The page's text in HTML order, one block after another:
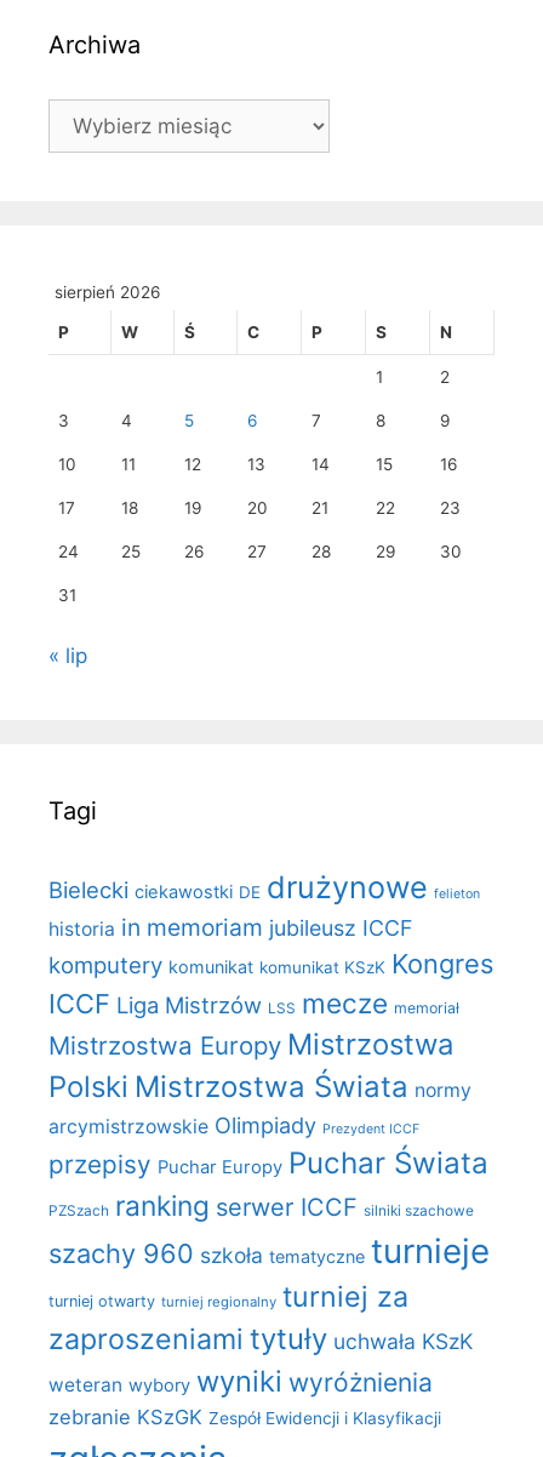
Archiwa
Archiwa
sierpień 2026
P W Ś C P S N
1 2
3 4 5 6 7 8 9
10 11 12 13 14 15 16
17 18 19 20 21 22 23
24 25 26 27 28 29 30
31
« lip
Tagi
Bielecki ciekawostki DE drużynowe felieton
historia in memoriam jubileusz ICCF
komputery komunikat komunikat KSzK Kongres
ICCF Liga Mistrzów LSS mecze memoriał
Mistrzostwa Europy Mistrzostwa
Polski Mistrzostwa Świata normy
arcymistrzowskie Olimpiady Prezydent ICCF
przepisy Puchar Europy Puchar Świata
PZSzach ranking serwer ICCF silniki szachowe
szachy 960 szkoła tematyczne turnieje
turniej otwarty turniej regionalny turniej za
zaproszeniami tytuły uchwała KSzK
weteran wybory wyniki wyróżnienia
zebranie KSzGK Zespół Ewidencji i Klasyfikacji